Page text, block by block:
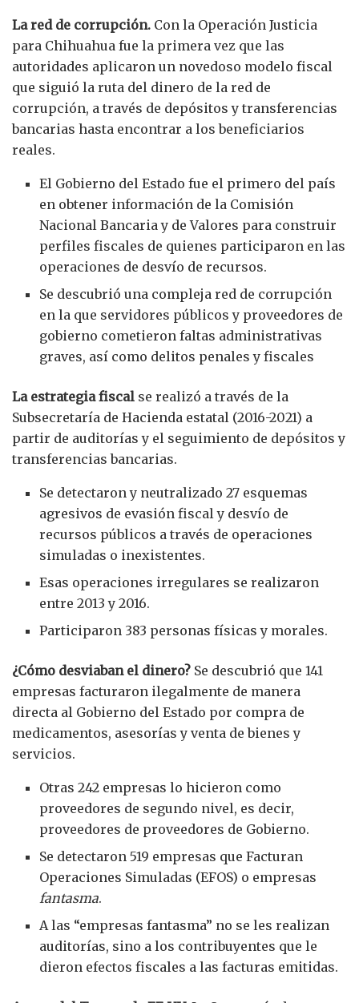
La red de corrupción. Con la Operación Justicia
para Chihuahua fue la primera vez que las
autoridades aplicaron un novedoso modelo fiscal
que siguió la ruta del dinero de la red de
corrupción, a través de depósitos y transferencias
bancarias hasta encontrar a los beneficiarios
reales.
El Gobierno del Estado fue el primero del país
en obtener información de la Comisión
Nacional Bancaria y de Valores para construir
perfiles fiscales de quienes participaron en las
operaciones de desvío de recursos.
Se descubrió una compleja red de corrupción
en la que servidores públicos y proveedores de
gobierno cometieron faltas administrativas
graves, así como delitos penales y fiscales
La estrategia fiscal se realizó a través de la
Subsecretaría de Hacienda estatal (2016-2021) a
partir de auditorías y el seguimiento de depósitos y
transferencias bancarias.
Se detectaron y neutralizado 27 esquemas
agresivos de evasión fiscal y desvío de
recursos públicos a través de operaciones
simuladas o inexistentes.
Esas operaciones irregulares se realizaron
entre 2013 y 2016.
Participaron 383 personas físicas y morales.
¿Cómo desviaban el dinero? Se descubrió que 141
empresas facturaron ilegalmente de manera
directa al Gobierno del Estado por compra de
medicamentos, asesorías y venta de bienes y
servicios.
Otras 242 empresas lo hicieron como
proveedores de segundo nivel, es decir,
proveedores de proveedores de Gobierno.
Se detectaron 519 empresas que Facturan
Operaciones Simuladas (EFOS) o empresas
fantasma.
A las “empresas fantasma” no se les realizan
auditorías, sino a los contribuyentes que le
dieron efectos fiscales a las facturas emitidas.